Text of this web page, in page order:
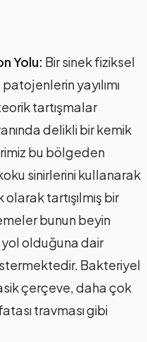
Yolu: Bir sinek fiziksel
yayılımı
tartışmalar
delikli bir kemik
bu bölgeden
sinirlerini kullanarak
tartışılmış bir
bunun beyin
yol olduğuna dair
Bakteriyel
çerçeve, daha çok
travması gibi